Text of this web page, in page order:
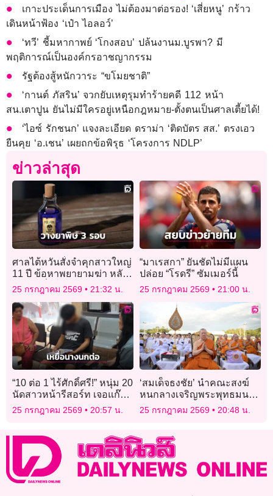
เกาะประเด็นการเมือง ไม่ต้องมาต่อรอง! ‘เสี่ยหนู’ กร้าว
เดินหน้าฟ้อง ‘เป๋า ไอลอว์’
‘ทวี’ ชี้มหากาพย์ ‘โกงสอบ’ ปล้นงานม.บูรพา? มี
พฤติการณ์เป็นองค์กรอาชญากรรม
รัฐต้องสู้หนักวาระ “ขโมยชาติ”
‘กานต์ ภัสริน’ จวกยับเหตุรุมทำร้ายคดี 112 หน้า
สน.เตาปูน ยันไม่มีใครอยู่เหนือกฎหมาย-ตั้งตนเป็นศาลเตี้ยได้!
‘ไอซ์ รักชนก’ แจงละเอียด ดราม่า ‘ติดบัตร สส.’ ตรงเอว
ยืนคุย ‘อ.เชน’ เผยถกข้อพิรุธ ‘โครงการ NDLP’
ข่าวล่าสุด
ศาลไต้หวันสั่งจำคุกสาวใหญ่
11 ปี ข้อหาพยายามฆ่า หลัง
วางยาเบื่อหนูอดีตแฟนถึง 3
25 กรกฎาคม 2569 21:32 น.
“มาเรสกา” ยันชัดไม่มีแผน
ปล่อย “โรดรี” ซัมเมอร์นี้
25 กรกฎาคม 2569 21:00 น.
“10 ต่อ 1 ไร้ศักดิ์ศรี!” หนุ่ม 20
นัดสาวหน้ารีสอร์ท เจอแก๊ง
แฟนเก่าดักรุมสกรัม อ่วมอ้วก
เป็นเลือด
25 กรกฎาคม 2569 20:57 น.
‘สมเด็จธงชัย’ นำคณะสงฆ์
หนกลางเจริญพระพุทธมนต์
นวัคคหายุสมธัมม์ถวาย
‘พระบาทสมเด็จ
25 กรกฎาคม 2569 20:48 น.